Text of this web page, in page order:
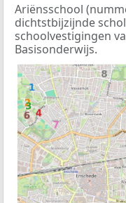
Ariënsschool
dichtstbijzijnde
schoolvestigingen
Basisonderwijs.